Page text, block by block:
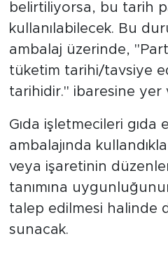
belirtiliyorsa, bu tarih
kullanılabilecek. Bu
ambalaj üzerinde,
tüketim tarihi/tavsiye
tarihidir." ibaresine yer
Gıda işletmecileri gıda
ambalajında
veya işaretinin
tanımına
talep edilmesi halinde
sunacak.